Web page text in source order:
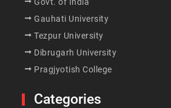
Gauhati University
Tezpur University
Dibrugarh University
Pragjyotish College
Categories